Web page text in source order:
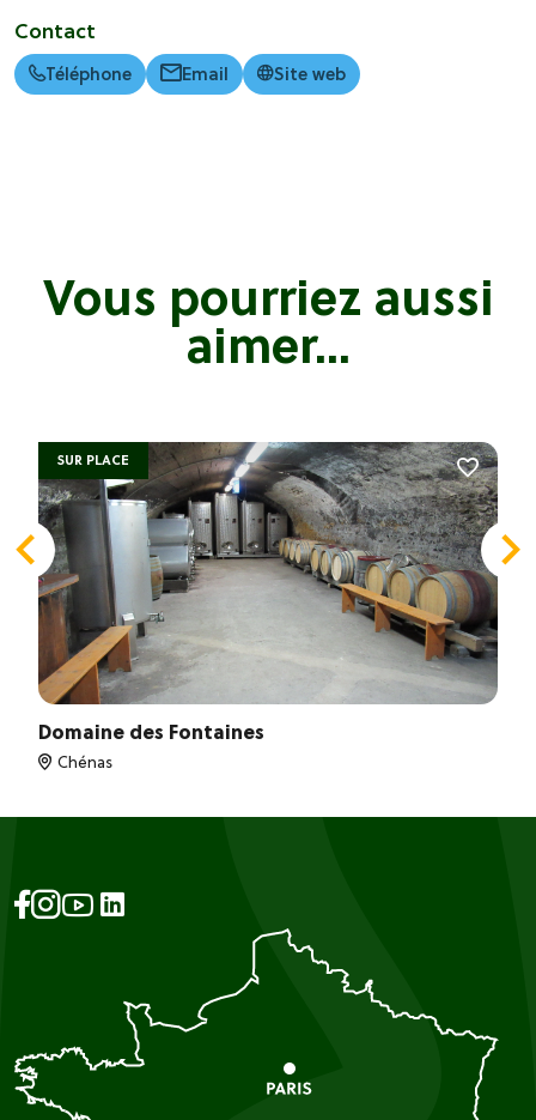
Contact
Téléphone Email Site web
Vous pourriez aussi
aimer...
Domaine des Fontaines
Chénas
SUR PLACE